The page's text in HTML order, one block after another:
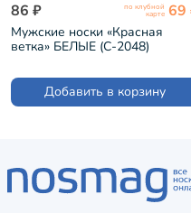
86 ₽ по клубной
карте 69
Мужские носки «Красная
ветка» БЕЛЫЕ (С-2048)
Добавить в корзину